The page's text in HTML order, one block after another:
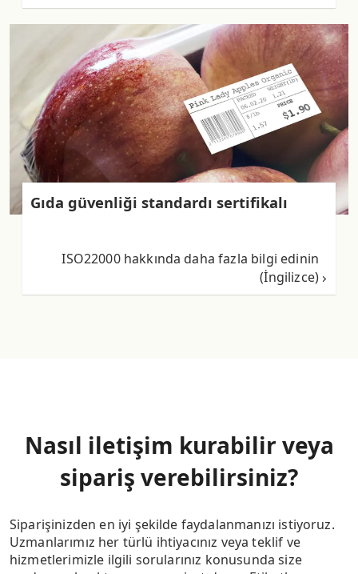
Gıda güvenliği standardı sertifikalı
ISO22000 hakkında daha fazla bilgi edinin
(İngilizce)
Nasıl iletişim kurabilir veya
sipariş verebilirsiniz?
Siparişinizden en iyi şekilde faydalanmanızı istiyoruz.
Uzmanlarımız her türlü ihtiyacınız veya teklif ve
hizmetlerimizle ilgili sorularınız konusunda size